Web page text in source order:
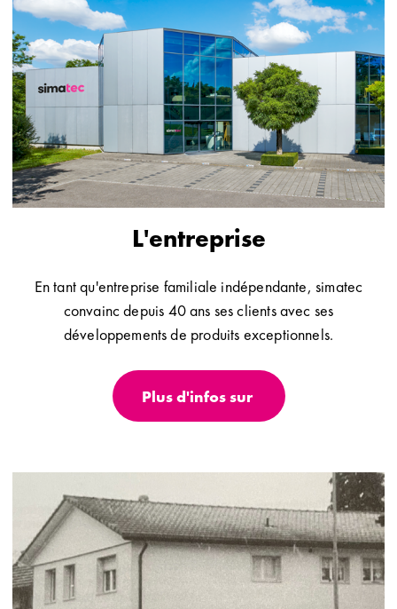
L'entreprise
En tant qu'entreprise familiale indépendante, simatec
convainc depuis 40 ans ses clients avec ses
développements de produits exceptionnels.
Plus d'infos sur